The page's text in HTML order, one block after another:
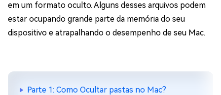
em um formato oculto. Alguns desses arquivos podem
estar ocupando grande parte da memória do seu
dispositivo e atrapalhando o desempenho de seu Mac.
Parte 1: Como Ocultar pastas no Mac?